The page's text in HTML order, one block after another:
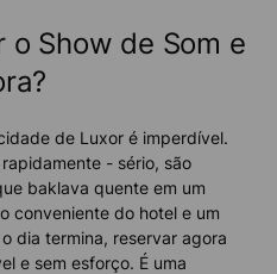
o Show de Som e
de Luxor é imperdível.
- sério, são
baklava quente em um
conveniente do hotel e um
dia termina, reservar agora
e sem esforço. É uma